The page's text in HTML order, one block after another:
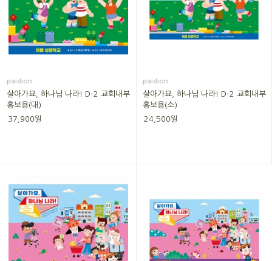
paidion
살아가요, 하나님 나라! D-2 교회내부
홍보용(대)
37,900원
paidion
살아가요, 하나님 나라! D-2 교회내부
홍보용(소)
24,500원